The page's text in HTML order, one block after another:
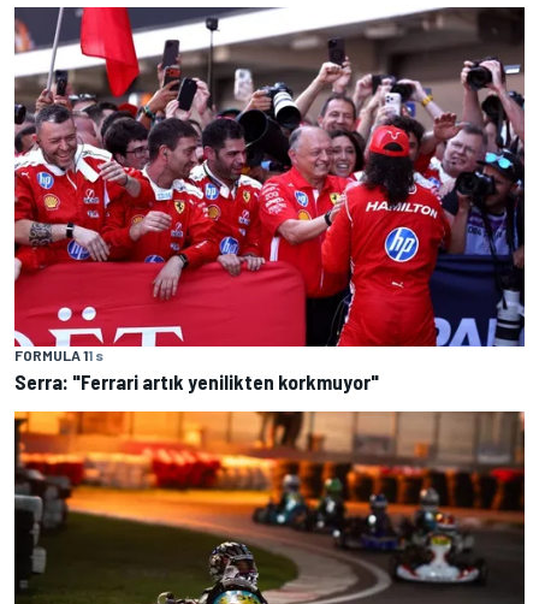
FORMULA 11 s
Serra: "Ferrari artık yenilikten korkmuyor"